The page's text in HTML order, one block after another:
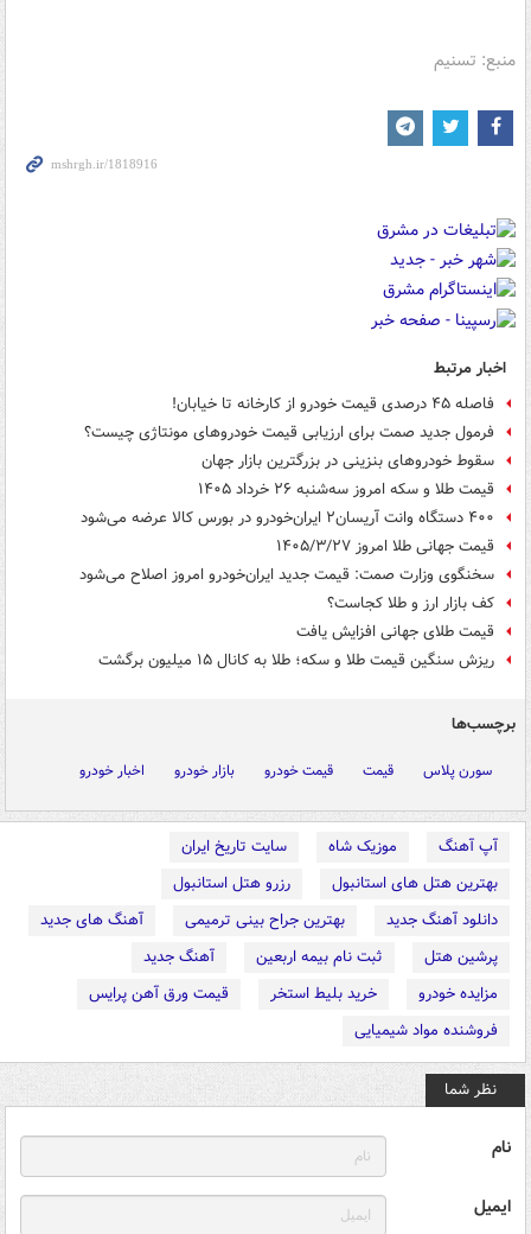
منبع: تسنیم
اخبار مرتبط
فاصله ۴۵ درصدی قیمت خودرو از کارخانه تا خیابان!
فرمول جدید صمت برای ارزیابی قیمت خودروهای مونتاژی چیست؟
سقوط خودروهای بنزینی در بزرگترین بازار جهان
قیمت طلا و سکه امروز سه‌شنبه ۲۶ خرداد ۱۴۰۵
۴۰۰ دستگاه وانت آریسان۲ ایران‌خودرو در بورس کالا عرضه می‌شود
قیمت جهانی طلا امروز ۱۴۰۵/۳/۲۷
سخنگوی وزارت صمت: قیمت جدید ایران‌خودرو امروز اصلاح می‌شود
کف بازار ارز و طلا کجاست؟
قیمت طلای جهانی افزایش یافت
ریزش سنگین قیمت طلا و سکه؛ طلا به کانال ۱۵ میلیون برگشت
برچسب‌ها
سورن پلاس قیمت قیمت خودرو بازار خودرو اخبار خودرو
آپ آهنگ موزیک شاه
سایت تاریخ ایران
بهترین هتل های استانبول
رزرو هتل استانبول
دانلود آهنگ جدید
بهترین جراح بینی ترمیمی
آهنگ های جدید
پرشین هتل
ثبت نام بیمه اربعین
آهنگ جدید
مزایده خودرو
خرید بلیط استخر
قیمت ورق آهن پرایس
فروشنده مواد شیمیایی
نظر شما
نام
ایمیل